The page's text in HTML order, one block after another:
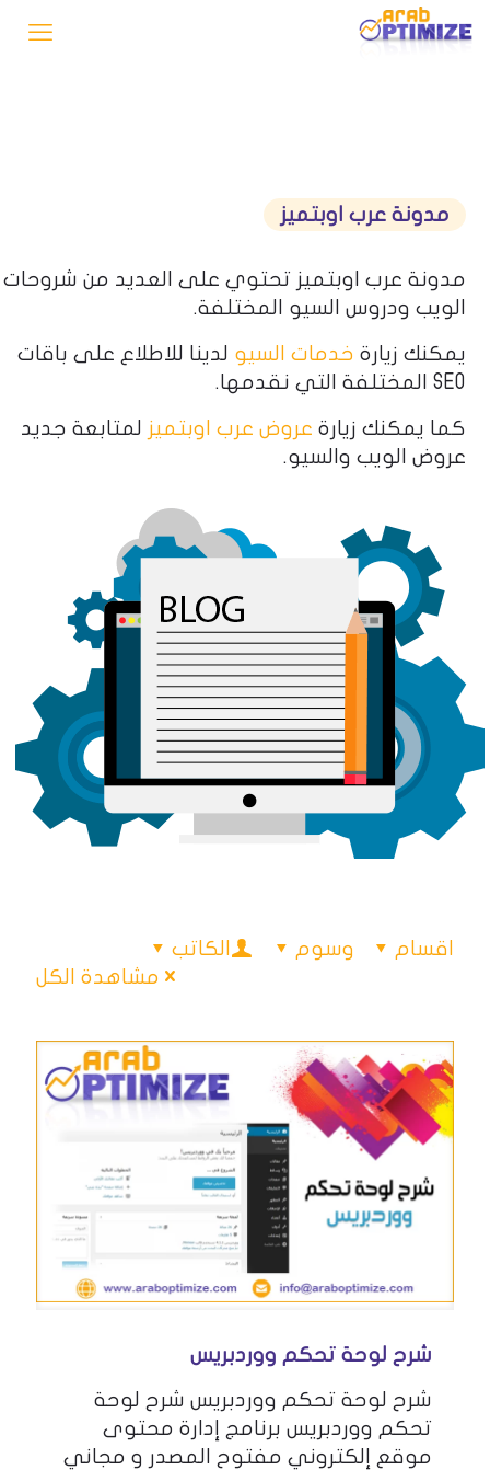
مدونة عرب اوبتميز
مدونة عرب اوبتميز تحتوي على العديد من شروحات
الويب ودروس السيو المختلفة.
يمكنك زيارة خدمات السيو لدينا للاطلاع على باقات
SEO المختلفة التي نقدمها.
كما يمكنك زيارة عروض عرب اوبتميز لمتابعة جديد
عروض الويب والسيو.
اقسام وسوم
الكاتب
مشاهدة الكل
شرح لوحة تحكم ووردبريس
شرح لوحة تحكم ووردبريس شرح لوحة
تحكم ووردبريس برنامج إدارة محتوى
موقع إلكتروني مفتوح المصدر و مجاني